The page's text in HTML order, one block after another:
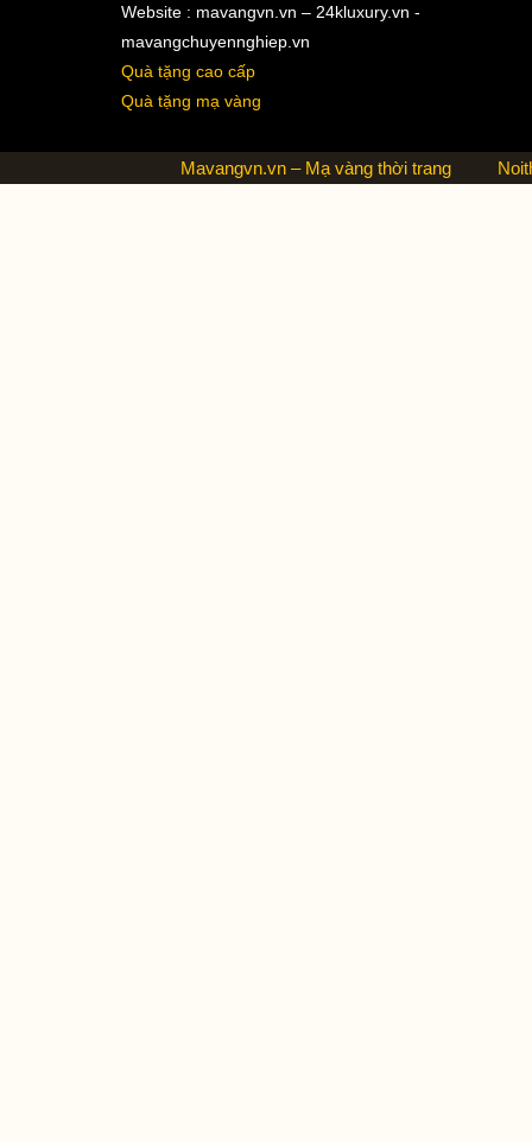
Website : mavangvn.vn – 24kluxury.vn -
mavangchuyennghiep.vn
Quà tặng cao cấp
Quà tặng mạ vàng
Mavangvn.vn – Mạ vàng thời trang